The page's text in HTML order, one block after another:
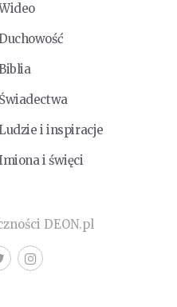
Świadectwa
i inspiracje
i święci
DEON.pl